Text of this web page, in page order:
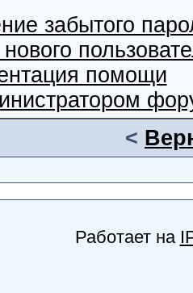
забытого
помощи
<
Работает на